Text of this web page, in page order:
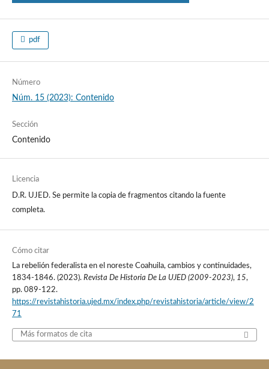
pdf
Número
Núm. 15 (2023): Contenido
Sección
Contenido
Licencia
D.R. UJED. Se permite la copia de fragmentos citando la fuente
completa.
Cómo citar
La rebelión federalista en el noreste Coahuila, cambios y continuidades,
1834-1846. (2023). Revista De Historia De La UJED (2009-2023), 15,
pp. 089-122.
https://revistahistoria.ujed.mx/index.php/revistahistoria/article/view/2
71
Más formatos de cita